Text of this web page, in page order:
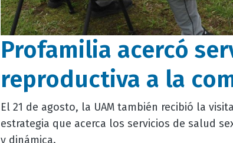
Profamilia acercó
reproductiva a la
El 21 de agosto, la UAM también recibió la
estrategia que acerca los servicios de salud
y dinámica.